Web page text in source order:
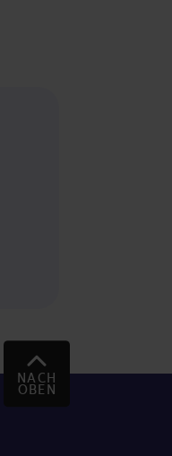
NACH
OBEN